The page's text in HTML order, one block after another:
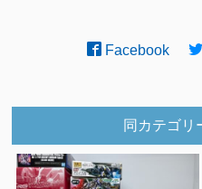
Facebook
同カテゴリ